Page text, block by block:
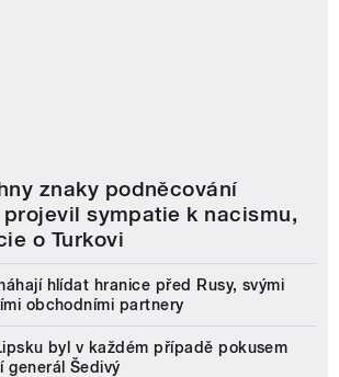
znaky podněcování
sympatie k nacismu,
o Turkovi
hlídat hranice před Rusy, svými
obchodními partnery
byl v každém případě pokusem
generál Šedivý